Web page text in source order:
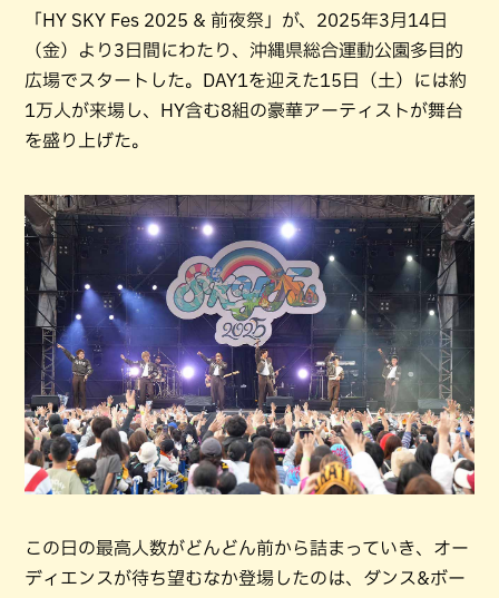
「HY SKY Fes 2025 & 前夜祭」が、2025年3月14日
（金）より3日間にわたり、沖縄県総合運動公園多目的
広場でスタートした。DAY1を迎えた15日（土）には約
1万人が来場し、HY含む8組の豪華アーティストが舞台
を盛り上げた。
この日の最高人数がどんどん前から詰まっていき、オー
ディエンスが待ち望むなか登場したのは、ダンス&ボー